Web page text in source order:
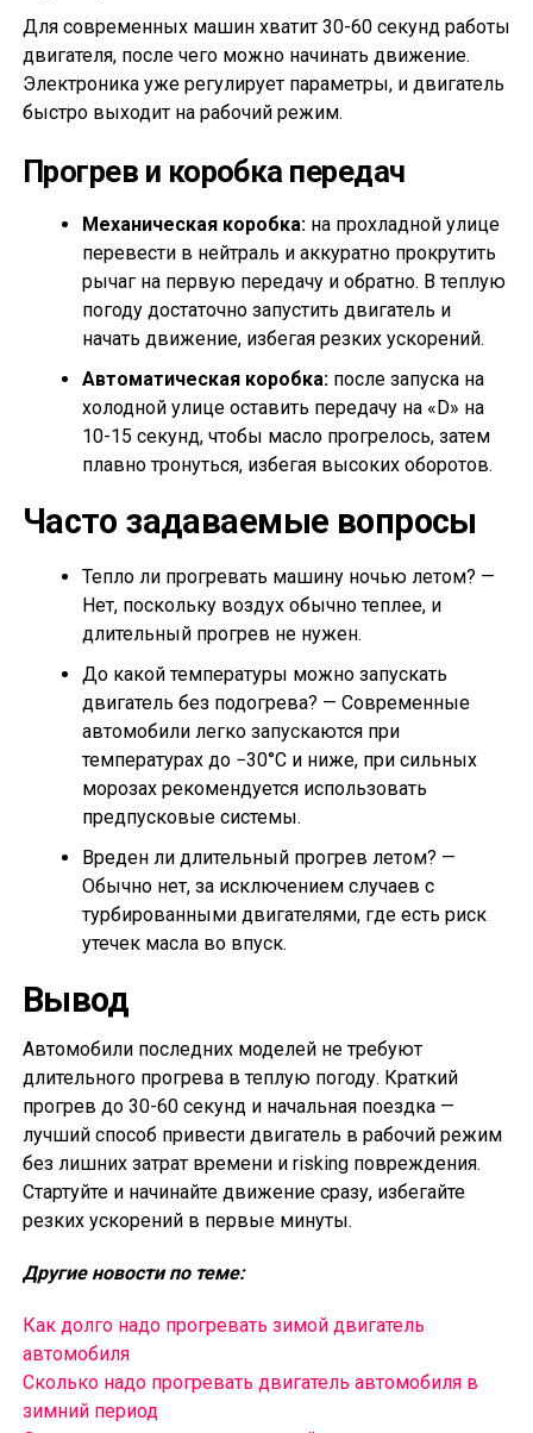
Для современных машин хватит 30-60 секунд работы
двигателя, после чего можно начинать движение.
Электроника уже регулирует параметры, и двигатель
быстро выходит на рабочий режим.
Прогрев и коробка передач
Механическая коробка:на прохладной улице
перевести в нейтраль и аккуратно прокрутить
рычаг на первую передачу и обратно. В теплую
погоду достаточно запустить двигатель и
начать движение, избегая резких ускорений.
Автоматическая коробка:после запуска на
холодной улице оставить передачу на «D» на
10-15 секунд, чтобы масло прогрелось, затем
плавно тронуться, избегая высоких оборотов.
Часто задаваемые вопросы
Тепло ли прогревать машину ночью летом? —
Нет, поскольку воздух обычно теплее, и
длительный прогрев не нужен.
До какой температуры можно запускать
двигатель без подогрева? — Современные
автомобили легко запускаются при
температурах до −30°C и ниже, при сильных
морозах рекомендуется использовать
предпусковые системы.
Вреден ли длительный прогрев летом? —
Обычно нет, за исключением случаев с
турбированными двигателями, где есть риск
утечек масла во впуск.
Вывод
Автомобили последних моделей не требуют
длительного прогрева в теплую погоду. Краткий
прогрев до 30-60 секунд и начальная поездка —
лучший способ привести двигатель в рабочий режим
без лишних затрат времени и risking повреждения.
Стартуйте и начинайте движение сразу, избегайте
резких ускорений в первые минуты.
Другие новости по теме:
Как долго надо прогревать зимой двигатель
автомобиля
Сколько надо прогревать двигатель автомобиля в
зимний период